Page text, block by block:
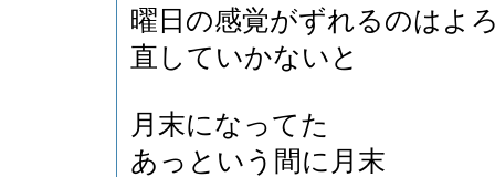
曜日の感覚がずれるのはよ
直していかないと
月末になってた
あっという間に月末